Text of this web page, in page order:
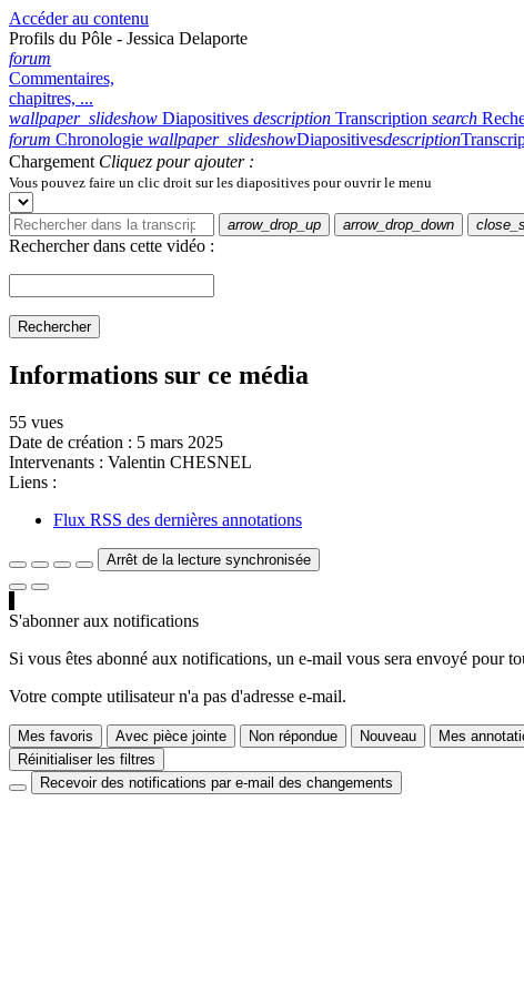
Accéder au contenu
Profils du Pôle - Jessica Delaporte
forum
Commentaires,
chapitres, ...
wallpaper_slideshow Diapositives description Transcription search
forum Chronologie wallpaper_slideshowDiapositivesdescription
Chargement Cliquez pour ajouter :
Vous pouvez faire un clic droit sur les diapositives pour ouvrir le menu
arrow_drop_up arrow_drop_down
Rechercher dans cette vidéo :
Rechercher
Informations sur ce média
55 vues
Date de création : 5 mars 2025
Intervenants : Valentin CHESNEL
Liens :
Flux RSS des dernières annotations
Arrêt de la lecture synchronisée
S'abonner aux notifications
Si vous êtes abonné aux notifications, un e-mail vous sera envoyé pour
Votre compte utilisateur n'a pas d'adresse e-mail.
Mes favoris Avec pièce jointe Non répondue Nouveau
Mes
Réinitialiser les filtres
Recevoir des notifications par e-mail des changements